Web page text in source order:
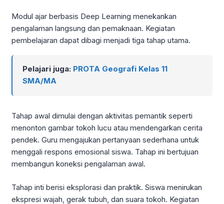
Modul ajar berbasis Deep Learning menekankan
pengalaman langsung dan pemaknaan. Kegiatan
pembelajaran dapat dibagi menjadi tiga tahap utama.
Pelajari juga: PROTA Geografi Kelas 11
SMA/MA
Tahap awal dimulai dengan aktivitas pemantik seperti
menonton gambar tokoh lucu atau mendengarkan cerita
pendek. Guru mengajukan pertanyaan sederhana untuk
menggali respons emosional siswa. Tahap ini bertujuan
membangun koneksi pengalaman awal.
Tahap inti berisi eksplorasi dan praktik. Siswa menirukan
ekspresi wajah, gerak tubuh, dan suara tokoh. Kegiatan